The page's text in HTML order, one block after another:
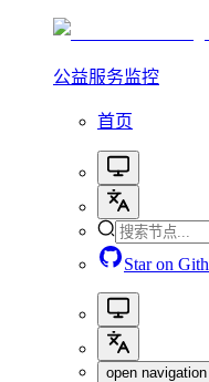
公益服务监控
首页
Star on
open